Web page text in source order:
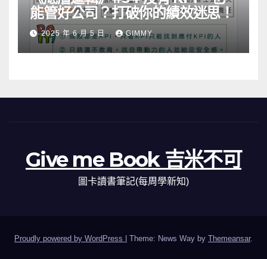
能管好公司？打破你的績效迷思！
2025 年 6 月 5 日 GIMMY
Give me Book 吉米不可
圖卡讀書筆記(每周學新知)
Proudly powered by WordPress | Theme: News Way by Themeansar.